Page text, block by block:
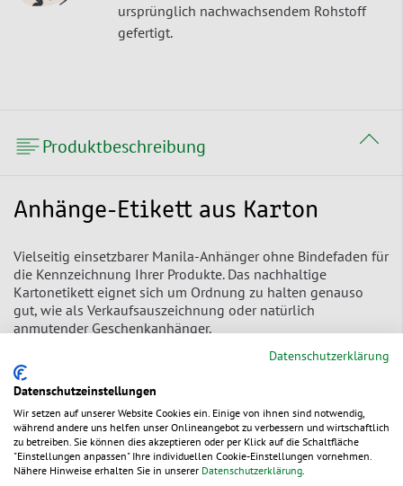
ursprünglich nachwachsendem Rohstoff
gefertigt.
Produktbeschreibung
Anhänge-Etikett aus Karton
Vielseitig einsetzbarer Manila-Anhänger ohne Bindefaden für
die Kennzeichnung Ihrer Produkte. Das nachhaltige
Kartonetikett eignet sich um Ordnung zu halten genauso
gut, wie als Verkaufsauszeichnung oder natürlich
anmutender Geschenkanhänger.
leicht von Hand oder mit Klebeetikett beschriftbar
mit zwei abgeschrägten Ecken für angenehmes Handling
aus Karton 220 g/m², recyclingfähig
Datenschutzerklärung
Datenschutzeinstellungen
Wir setzen auf unserer Website Cookies ein. Einige von ihnen sind notwendig,
während andere uns helfen unser Onlineangebot zu verbessern und wirtschaftlich
zu betreiben. Sie können dies akzeptieren oder per Klick auf die Schaltfläche
"Einstellungen anpassen" Ihre individuellen Cookie-Einstellungen vornehmen.
Nähere Hinweise erhalten Sie in unserer Datenschutzerklärung